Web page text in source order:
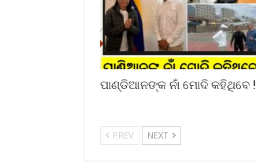
ପାଣ୍ଡିଆନଙ୍କ ନାଁ ମୋଦି କହିଥିବେ !
PREV NEXT